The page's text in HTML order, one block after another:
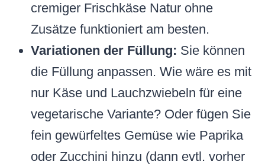
cremiger Frischkäse Natur ohne
Zusätze funktioniert am besten.
Variationen der Füllung: Sie können
die Füllung anpassen. Wie wäre es mit
nur Käse und Lauchzwiebeln für eine
vegetarische Variante? Oder fügen Sie
fein gewürfeltes Gemüse wie Paprika
oder Zucchini hinzu (dann evtl. vorher